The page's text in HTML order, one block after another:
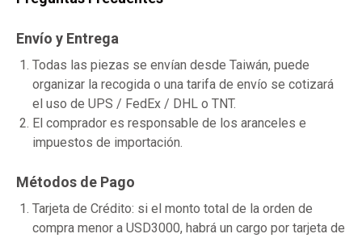
Envío y Entrega
Todas las piezas se envían desde Taiwán, puede
organizar la recogida o una tarifa de envío se cotizará
el uso de UPS / FedEx / DHL o TNT.
El comprador es responsable de los aranceles e
impuestos de importación.
Métodos de Pago
Tarjeta de Crédito: si el monto total de la orden de
compra menor a USD3000, habrá un cargo por tarjeta de